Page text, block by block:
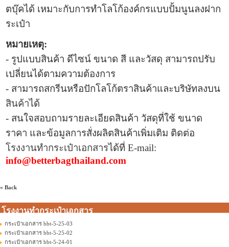
ตบุ๊คได้ เหมาะกับการทำโลโก้องค์กรแบบปั้มนูนลงฝาก
ระเป๋า
หมายเหตุ:
- รูปแบบสินค้า ดีไซน์ ขนาด สี และวัสดุ สามารถปรับ
เปลี่ยนได้ตามความต้องการ
- สามารถสกรีนหรือปักโลโก้ตราสินค้าและบริษัทลงบน
สินค้าได้
- สนใจสอบถามรายละเอียดสินค้า วัสดุที่ใช้ ขนาด
ราคา และข้อมูลการสั่งผลิตสินค้าเพิ่มเติม ติดต่อ
โรงงานทำกระเป๋าเอกสารได้ที่E-mail:
info@betterbagthailand.com
« Back
โรงงานทำกระเป๋าเอกสาร
กระเป๋าเอกสาร bbt-5-25-03
กระเป๋าเอกสาร bbt-5-25-02
กระเป๋าเอกสาร bbt-5-24-01